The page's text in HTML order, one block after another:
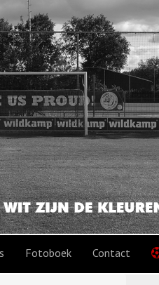
Fotoboek Contact